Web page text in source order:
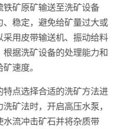
矿原矿输送至洗矿设备
稳定，避免给矿量过大或
用皮带输送机、振动给料
据洗矿设备的处理能力和
速度。
点选择合适的洗矿方法进
矿法时，开启高压水泵，
流冲击矿石并将杂质带